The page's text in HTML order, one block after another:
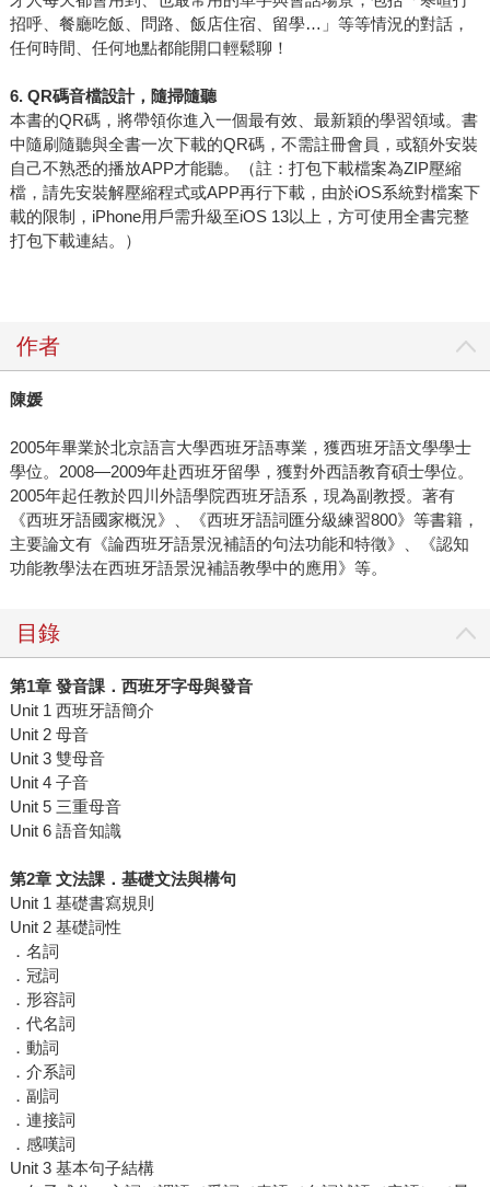
招呼、餐廳吃飯、問路、飯店住宿、留學…」等等情況的對話，
任何時間、任何地點都能開口輕鬆聊！
6. QR碼音檔設計，隨掃隨聽
本書的QR碼，將帶領你進入一個最有效、最新穎的學習領域。書
中隨刷隨聽與全書一次下載的QR碼，不需註冊會員，或額外安裝
自己不熟悉的播放APP才能聽。（註：打包下載檔案為ZIP壓縮
檔，請先安裝解壓縮程式或APP再行下載，由於iOS系統對檔案下
載的限制，iPhone用戶需升級至iOS 13以上，方可使用全書完整
打包下載連結。）
作者
陳媛
2005年畢業於北京語言大學西班牙語專業，獲西班牙語文學學士
學位。2008—2009年赴西班牙留學，獲對外西語教育碩士學位。
2005年起任教於四川外語學院西班牙語系，現為副教授。著有
《西班牙語國家概況》、《西班牙語詞匯分級練習800》等書籍，
主要論文有《論西班牙語景況補語的句法功能和特徵》、《認知
功能教學法在西班牙語景況補語教學中的應用》等。
目錄
第1章 發音課．西班牙字母與發音
Unit 1 西班牙語簡介
Unit 2 母音
Unit 3 雙母音
Unit 4 子音
Unit 5 三重母音
Unit 6 語音知識
第2章 文法課．基礎文法與構句
Unit 1 基礎書寫規則
Unit 2 基礎詞性
．名詞
．冠詞
．形容詞
．代名詞
．動詞
．介系詞
．副詞
．連接詞
．感嘆詞
Unit 3 基本句子結構